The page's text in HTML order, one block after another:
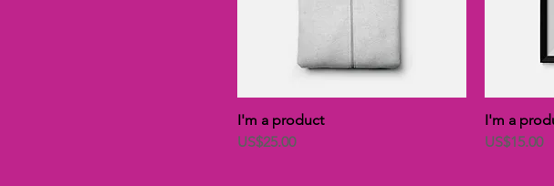
I'm a product
價格
US$25.00
I'm a
價格
US$15.00